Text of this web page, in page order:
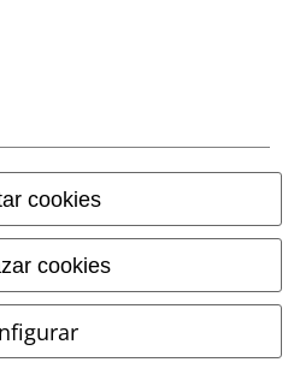
cookies
cookies
pero no losgastos de transporte
HGmbH